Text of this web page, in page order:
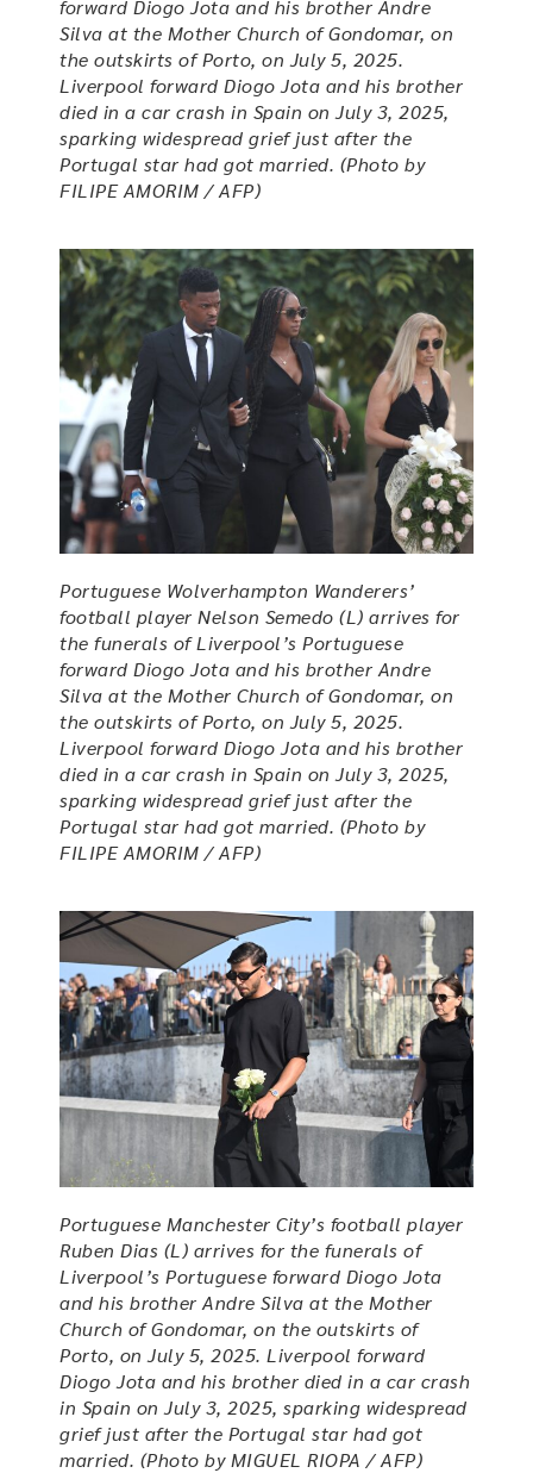
forward Diogo Jota and his brother Andre
Silva at the Mother Church of Gondomar, on
the outskirts of Porto, on July 5, 2025.
Liverpool forward Diogo Jota and his brother
died in a car crash in Spain on July 3, 2025,
sparking widespread grief just after the
Portugal star had got married. (Photo by
FILIPE AMORIM / AFP)
Portuguese Wolverhampton Wanderers’
football player Nelson Semedo (L) arrives for
the funerals of Liverpool’s Portuguese
forward Diogo Jota and his brother Andre
Silva at the Mother Church of Gondomar, on
the outskirts of Porto, on July 5, 2025.
Liverpool forward Diogo Jota and his brother
died in a car crash in Spain on July 3, 2025,
sparking widespread grief just after the
Portugal star had got married. (Photo by
FILIPE AMORIM / AFP)
Portuguese Manchester City’s football player
Ruben Dias (L) arrives for the funerals of
Liverpool’s Portuguese forward Diogo Jota
and his brother Andre Silva at the Mother
Church of Gondomar, on the outskirts of
Porto, on July 5, 2025. Liverpool forward
Diogo Jota and his brother died in a car crash
in Spain on July 3, 2025, sparking widespread
grief just after the Portugal star had got
married. (Photo by MIGUEL RIOPA / AFP)